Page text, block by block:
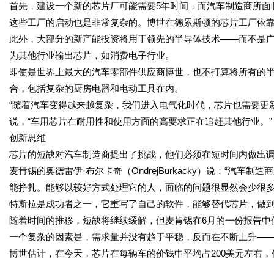
首先，建设一个新的芯片厂可能需要5年时间，而汽车制造商所
这些工厂的启动也是非常复杂的。博世在德累斯顿的芯片工厂依
此外，大部分的新产能投资将用于领先的半导体技术——而不是
为其他行业输出芯片，如消费电子行业。
即使是世界上最大的汽车零部件供应商博世，也不打算将所有
合，包括复杂的厨房电器和电动工具在内。
“随着汽车变得越来越复杂，我们进入电气化时代，芯片也需要
说，“车用芯片在耐用性和使用方面的高要求正在追赶其他行业。”
创新思维
芯片的短缺对汽车制造商提出了挑战，他们必须在短时间内做出
麦肯锡的奥德雷伊·布尔卡奇（OndrejBurkacky）说：“汽车制
能挣扎。能够以较好方式处理它的人，面临的问题很显然会少很
特斯拉是成功者之一，它重写了自己的软件，能够替代芯片，做
随着时间的推移，短缺将继续缓解，但麦肯锡在6月的一份报告
一个复杂的因素是，需求量并没有趋于平稳，反而在不断上升
博世估计，在今天，芯片在每辆车的价钱中平均占200美元左右